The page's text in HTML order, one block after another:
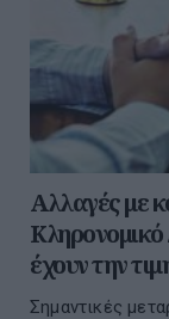
Αλλαγές με
Κληρονομικό
έχουν την
Σημαντικές